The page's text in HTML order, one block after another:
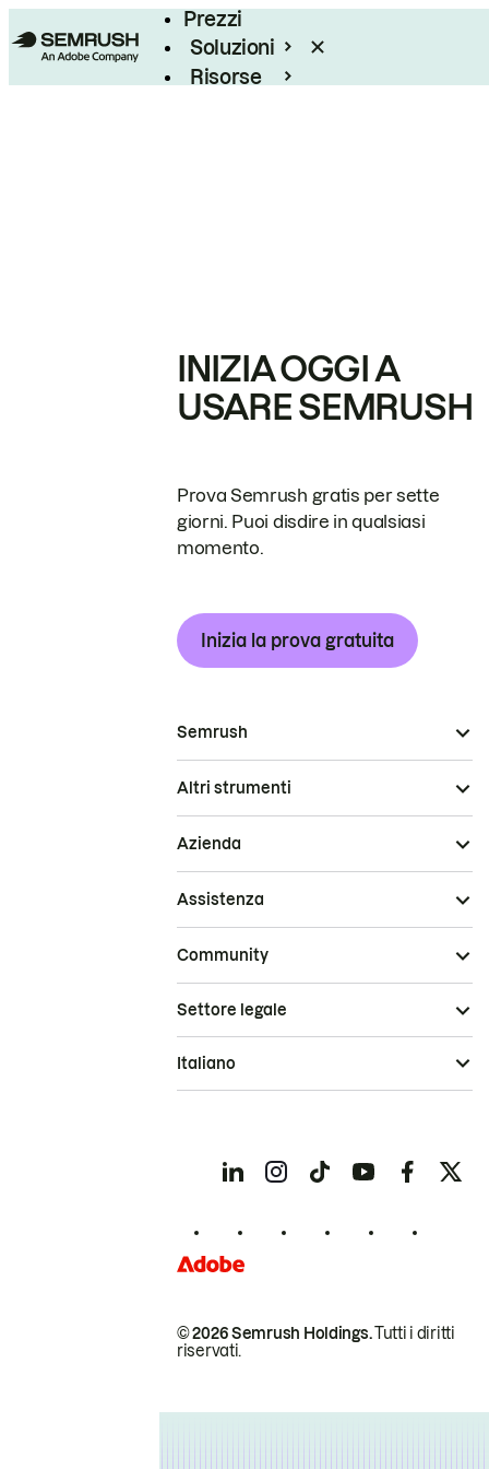
Prezzi
Soluzioni
Risorse
INIZIA OGGI A
USARE SEMRUSH
Prova Semrush gratis per sette
giorni. Puoi disdire in qualsiasi
momento.
Inizia la prova gratuita
Semrush
Altri strumenti
Azienda
Assistenza
Community
© 2026 Semrush Holdings.Tutti i diritti
riservati.
Settore legale
Italiano